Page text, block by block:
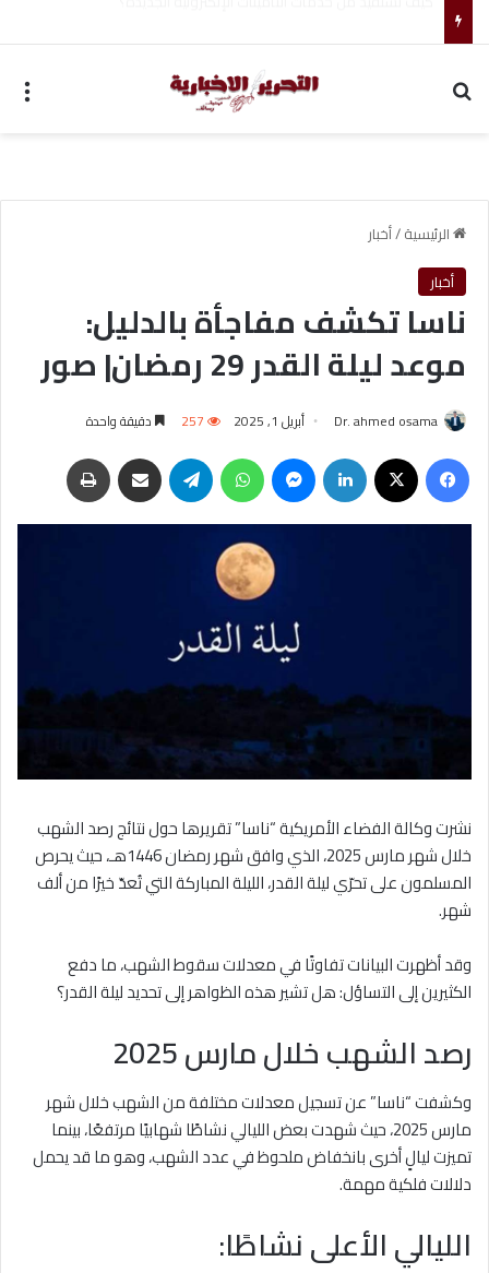
الرئيسية/أخبار
أخبار
ناسا تكشف مفاجأة بالدليل:
موعد ليلة القدر 29 رمضان| صور
Dr. ahmed osama أبريل 1, 2025 257 دقيقة واحدة
نشرت وكالة الفضاء الأمريكية “ناسا” تقريرها حول نتائج رصد الشهب
خلال شهر مارس 2025، الذي وافق شهر رمضان 1446هـ، حيث يحرص
المسلمون على تحرّي ليلة القدر، الليلة المباركة التي تُعدّ خيرًا من ألف
شهر.
وقد أظهرت البيانات تفاوتًا في معدلات سقوط الشهب، ما دفع
الكثيرين إلى التساؤل: هل تشير هذه الظواهر إلى تحديد ليلة القدر؟
رصد الشهب خلال مارس 2025
وكشفت “ناسا” عن تسجيل معدلات مختلفة من الشهب خلال شهر
مارس 2025، حيث شهدت بعض الليالي نشاطًا شهابيًا مرتفعًا، بينما
تميزت ليالٍ أخرى بانخفاض ملحوظ في عدد الشهب، وهو ما قد يحمل
دلالات فلكية مهمة.
الليالي الأعلى نشاطًا: